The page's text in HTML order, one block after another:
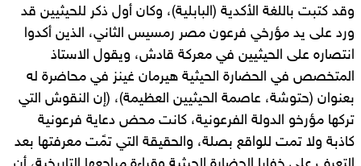
وقد كتبت باللغة الأكدية (البابلية)، وكان أول ذكر للحيثيين قد
ورد على يد مؤرخي فرعون مصر رمسيس الثاني، الذين أكدوا
انتصاره على الحيثيين في معركة قادش، ويقول الاستاذ
المتخصص في الحضارة الحيثية هيرمان غينز في محاضرة له
بعنوان (حتوشة، عاصمة الحيثيين العظيمة)، (إن النقوش التي
تركها مؤرخو الدولة الفرعونية، كانت محض دعاية فرعونية
كاذبة ولا تمت للواقع بصلة، والحقيقة التي تمًت معرفتها بعد